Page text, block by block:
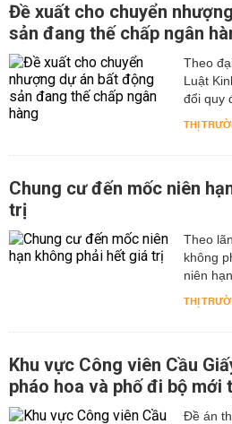
Đề xuất cho chuyển
sản đang thế chấp ngân
Theo
Luật
đổi quy
THỊ
Chung cư đến mốc niên
trị
Theo
không
niên
THỊ
Khu vực Công viên Cầu
pháo hoa và phố đi bộ mới
Đề án